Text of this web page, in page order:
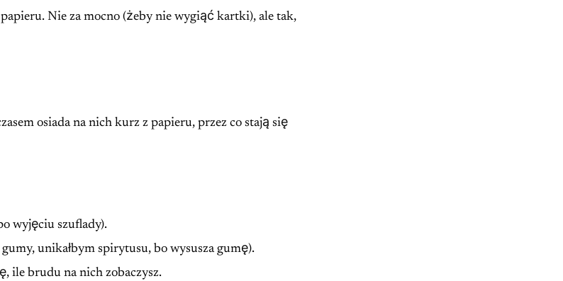
Nie za mocno (żeby nie wygiąć kartki), ale tak,
osiada na nich kurz z papieru, przez co stają się
wyjęciu szuflady).
unikałbym spirytusu, bo wysusza gumę).
ile brudu na nich zobaczysz.